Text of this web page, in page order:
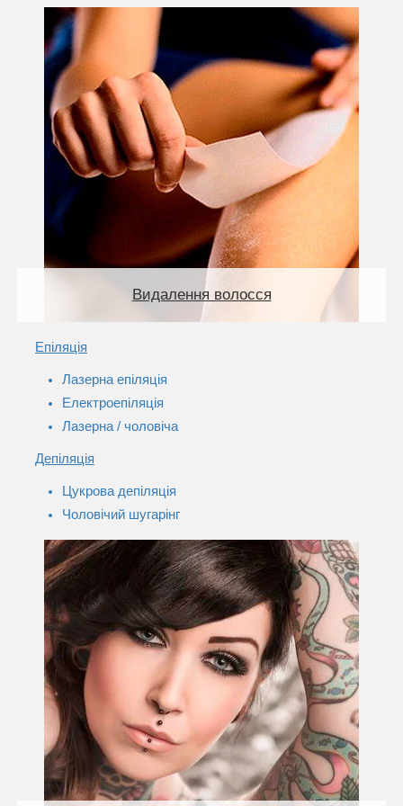
Видалення волосся
Епіляція
Лазерна епіляція
Електроепіляція
Лазерна / чоловіча
Депіляція
Цукрова депіляція
Чоловічий шугарінг